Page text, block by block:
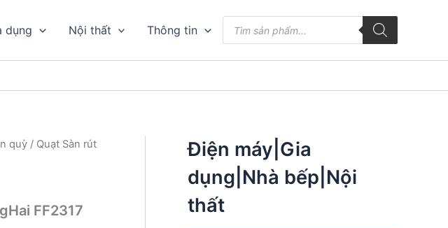
dụng Nội thất Thông tin
kiếm
phẩm
quỳ/ Quạt Sàn rút
FF2317
Điện máy|Gia
dụng|Nhà bếp|Nội
thất